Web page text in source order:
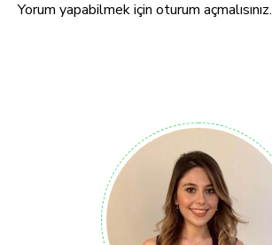
Yorum yapabilmek için oturum açmalısınız.